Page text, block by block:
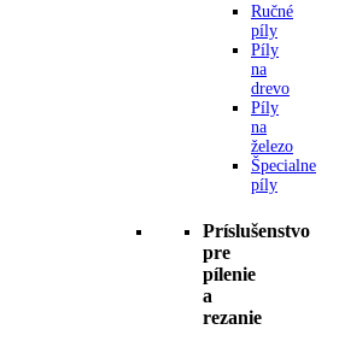
Ručné
píly
Píly
na
drevo
Píly
na
železo
Špecialne
píly
Príslušenstvo
pre
pílenie
a
rezanie